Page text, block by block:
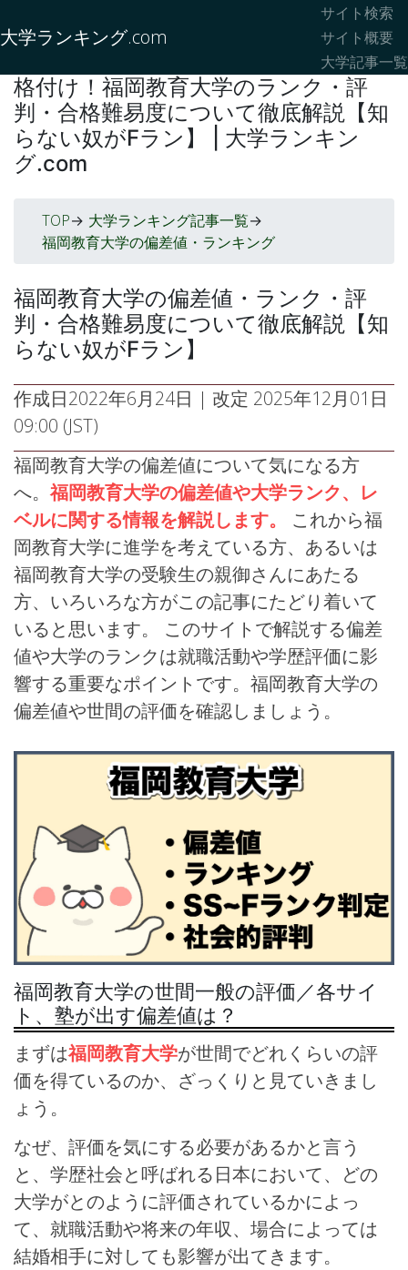
大学ランキング.com
サイト検索
サイト概要
大学記事一覧
格付け！福岡教育大学のランク・評
判・合格難易度について徹底解説【知
らない奴がFラン】 | 大学ランキン
グ.com
TOP-> 大学ランキング記事一覧->
福岡教育大学の偏差値・ランキング
福岡教育大学の偏差値・ランク・評
判・合格難易度について徹底解説【知
らない奴がFラン】
作成日2022年6月24日 | 改定 2025年12月01日
09:00 (JST)
福岡教育大学の偏差値について気になる方
へ。福岡教育大学の偏差値や大学ランク、レ
ベルに関する情報を解説します。
これから福
岡教育大学に進学を考えている方、あるいは
福岡教育大学の受験生の親御さんにあたる
方、いろいろな方がこの記事にたどり着いて
いると思います。 このサイトで解説する偏差
値や大学のランクは就職活動や学歴評価に影
響する重要なポイントです。福岡教育大学の
偏差値や世間の評価を確認しましょう。
福岡教育大学の世間一般の評価／各サイ
ト、塾が出す偏差値は？
まずは福岡教育大学が世間でどれくらいの評
価を得ているのか、ざっくりと見ていきまし
ょう。
なぜ、評価を気にする必要があるかと言う
と、学歴社会と呼ばれる日本において、どの
大学がとのように評価されているかによっ
て、就職活動や将来の年収、場合によっては
結婚相手に対しても影響が出てきます。